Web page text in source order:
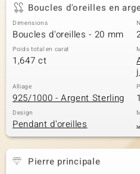
Boucles d'oreilles en
Dimensions
Boucles d'oreilles - 20 mm
Poids total en carat
1,647 ct
Alliage
925/1000 - Argent Sterling
Design
Pendant d'oreilles
Pierre principale